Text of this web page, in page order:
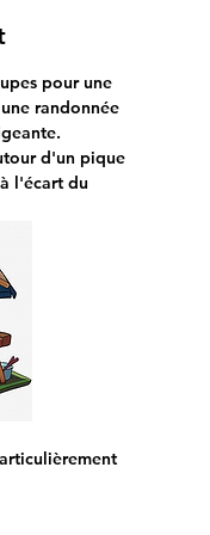
pour une
randonnée
d'un pique
l'écart du